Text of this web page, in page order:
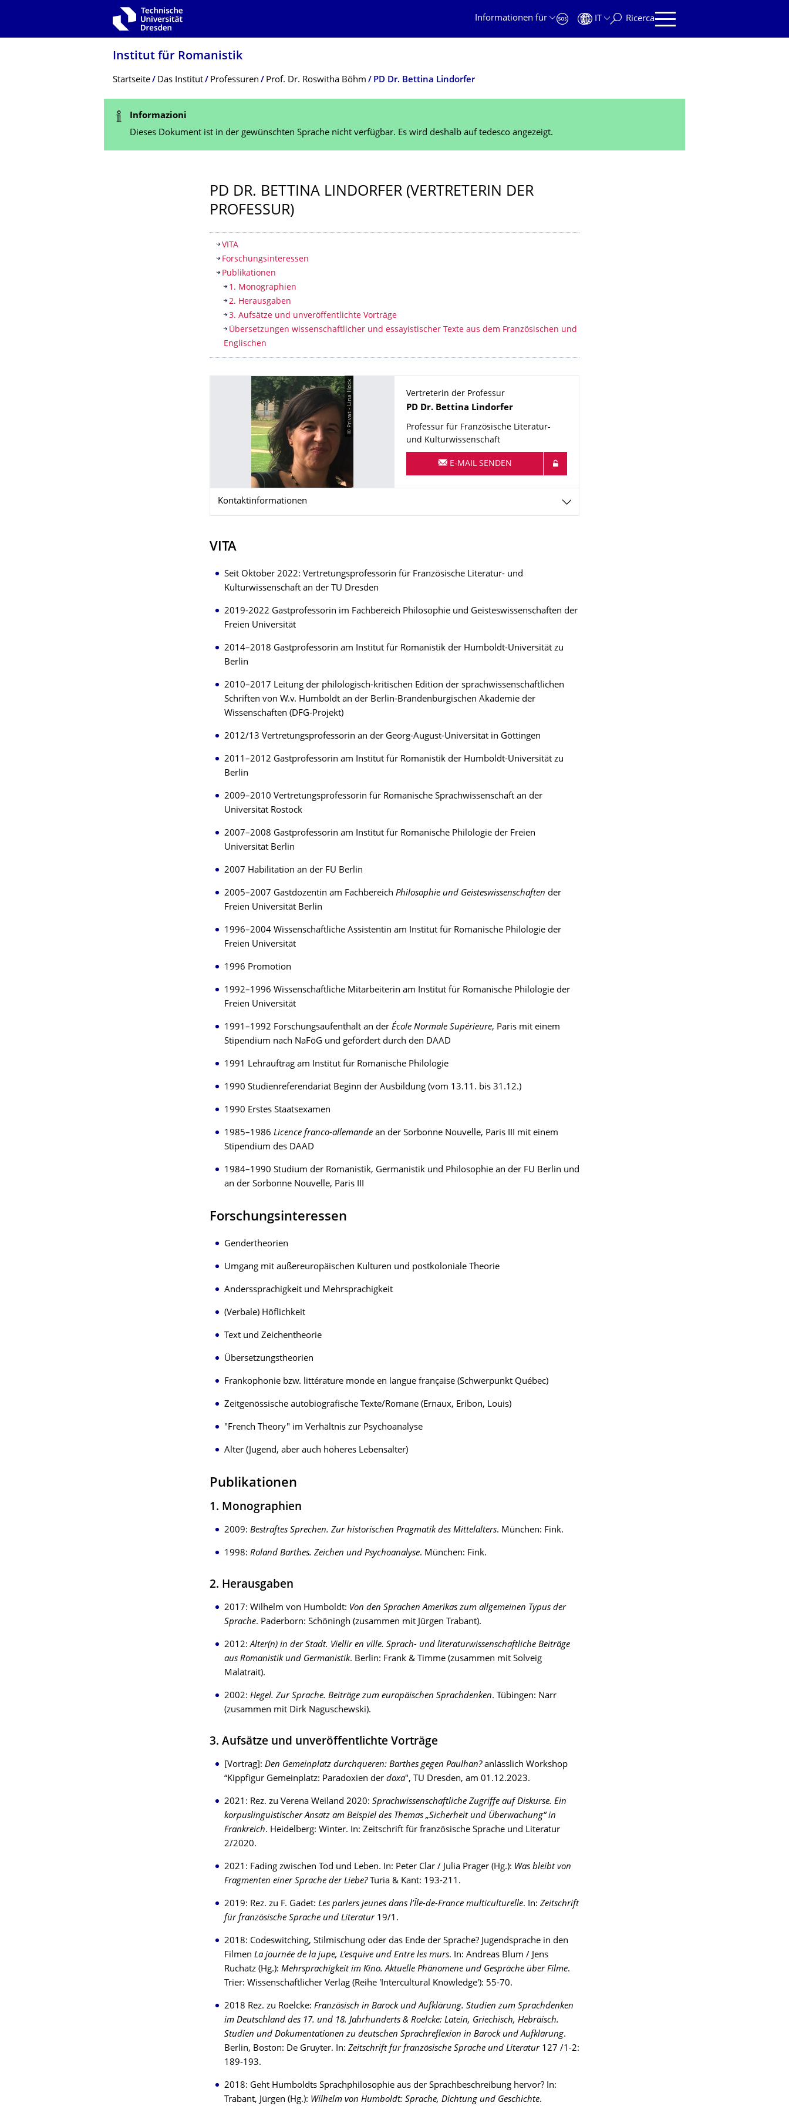
Zur Hauptnavigation springen
Informationen für
IT Ricerca
Institut für Romanistik
Breadcrumb-Menü
Startseite Das Institut Professuren Prof. Dr. Roswitha Böhm PD Dr. Bettina Lindorfer
Statusmeldung
Informazioni
Dieses Dokument ist in der gewünschten Sprache nicht verfügbar. Es wird deshalb auf tedesco angezeigt.
PD DR. BETTINA LINDORFER (VERTRETERIN DER
PROFESSUR)
Inhaltsverzeichnis
VITA
Forschungsinteressen
Publikationen
1. Monographien
2. Herausgaben
3. Aufsätze und unveröffentlichte Vorträge
Übersetzungen wissenschaftlicher und essayistischer Texte aus dem Französischen und
Englischen
© Privat - Lina Hock
Vertreterin der Professur
Name
PD Dr. Bettina Lindorfer
Professur für Französische Literatur-
und Kulturwissenschaft
E-MAIL SENDEN
Kontaktinformationen
VITA
Seit Oktober 2022: Vertretungsprofessorin für Französische Literatur- und
Kulturwissenschaft an der TU Dresden
2019-2022 Gastprofessorin im Fachbereich Philosophie und Geisteswissenschaften der
Freien Universität
2014–2018 Gastprofessorin am Institut für Romanistik der Humboldt-Universität zu
Berlin
2010–2017 Leitung der philologisch-kritischen Edition der sprachwissenschaftlichen
Schriften von W.v. Humboldt an der Berlin-Brandenburgischen Akademie der
Wissenschaften (DFG-Projekt)
2012/13 Vertretungsprofessorin an der Georg-August-Universität in Göttingen
2011–2012 Gastprofessorin am Institut für Romanistik der Humboldt-Universität zu
Berlin
2009–2010 Vertretungsprofessorin für Romanische Sprachwissenschaft an der
Universität Rostock
2007–2008 Gastprofessorin am Institut für Romanische Philologie der Freien
Universität Berlin
2007 Habilitation an der FU Berlin
2005–2007 Gastdozentin am Fachbereich Philosophie und Geisteswissenschaften der
Freien Universität Berlin
1996–2004 Wissenschaftliche Assistentin am Institut für Romanische Philologie der
Freien Universität
1996 Promotion
1992–1996 Wissenschaftliche Mitarbeiterin am Institut für Romanische Philologie der
Freien Universität
1991–1992 Forschungsaufenthalt an der École Normale Supérieure, Paris mit einem
Stipendium nach NaFöG und gefördert durch den DAAD
1991 Lehrauftrag am Institut für Romanische Philologie
1990 Studienreferendariat Beginn der Ausbildung (vom 13.11. bis 31.12.)
1990 Erstes Staatsexamen
1985–1986 Licence franco-allemande an der Sorbonne Nouvelle, Paris III mit einem
Stipendium des DAAD
1984–1990 Studium der Romanistik, Germanistik und Philosophie an der FU Berlin und
an der Sorbonne Nouvelle, Paris III
Forschungsinteressen
Gendertheorien
Umgang mit außereuropäischen Kulturen und postkoloniale Theorie
Anderssprachigkeit und Mehrsprachigkeit
(Verbale) Höflichkeit
Text und Zeichentheorie
Übersetzungstheorien
Frankophonie bzw. littérature monde en langue française (Schwerpunkt Québec)
Zeitgenössische autobiografische Texte/Romane (Ernaux, Eribon, Louis)
"French Theory" im Verhältnis zur Psychoanalyse
Alter (Jugend, aber auch höheres Lebensalter)
Publikationen
1. Monographien
2009: Bestraftes Sprechen. Zur historischen Pragmatik des Mittelalters. München: Fink.
1998: Roland Barthes. Zeichen und Psychoanalyse. München: Fink.
2. Herausgaben
2017: Wilhelm von Humboldt: Von den Sprachen Amerikas zum allgemeinen Typus der
Sprache. Paderborn: Schöningh (zusammen mit Jürgen Trabant).
2012:Alter(n) in der Stadt. Viellir en ville. Sprach- und literaturwissenschaftliche Beiträge
aus Romanistik und Germanistik. Berlin: Frank & Timme (zusammen mit Solveig
Malatrait).
2002: Hegel. Zur Sprache. Beiträge zum europäischen Sprachdenken. Tübingen: Narr
(zusammen mit Dirk Naguschewski).
3. Aufsätze und unveröffentlichte Vorträge
[Vortrag]: Den Gemeinplatz durchqueren: Barthes gegen Paulhan?anlässlich Workshop
“Kippfigur Gemeinplatz: Paradoxien der doxa", TU Dresden, am 01.12.2023.
2021: Rez. zu Verena Weiland 2020: Sprachwissenschaftliche Zugriffe auf Diskurse. Ein
korpuslinguistischer Ansatz am Beispiel des Themas „Sicherheit und Überwachung“ in
Frankreich. Heidelberg: Winter. In: Zeitschrift für französische Sprache und Literatur
2/2020.
2021: Fading zwischen Tod und Leben. In: Peter Clar / Julia Prager (Hg.): Was bleibt von
Fragmenten einer Sprache der Liebe?Turia & Kant: 193-211.
2019: Rez. zu F. Gadet: Les parlers jeunes dans l’Île-de-France multiculturelle. In: Zeitschrift
für französische Sprache und Literatur19/1.
2018: Codeswitching, Stilmischung oder das Ende der Sprache? Jugendsprache in den
Filmen La journée de la jupe, L’esquive und Entre les murs. In: Andreas Blum / Jens
Ruchatz (Hg.): Mehrsprachigkeit im Kino. Aktuelle Phänomene und Gespräche über Filme.
Trier: Wissenschaftlicher Verlag (Reihe 'Intercultural Knowledge'): 55-70.
2018 Rez. zu Roelcke: Französisch in Barock und Aufklärung. Studien zum Sprachdenken
im Deutschland des 17. und 18. Jahrhunderts & Roelcke: Latein, Griechisch, Hebräisch.
Studien und Dokumentationen zu deutschen Sprachreflexion in Barock und Aufklärung.
Berlin, Boston: De Gruyter. In: Zeitschrift für französische Sprache und Literatur127 /1-2:
189-193.
2018: Geht Humboldts Sprachphilosophie aus der Sprachbeschreibung hervor? In:
Trabant, Jürgen (Hg.): Wilhelm von Humboldt: Sprache, Dichtung und Geschichte.